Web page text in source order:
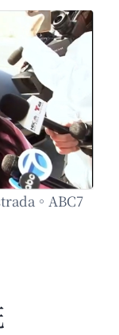
。ABC7